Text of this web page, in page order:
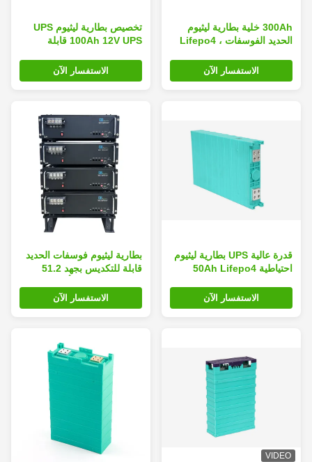
300Ah خلية بطارية ليثيوم
الحديد الفوسفات ، Lifepo4
الاستفسار الآن
تخصيص بطارية ليثيوم UPS
100Ah 12V UPS قابلة
الاستفسار الآن
قدرة عالية UPS بطارية ليثيوم
احتياطية 50Ah Lifepo4
الاستفسار الآن
بطارية ليثيوم فوسفات الحديد
قابلة للتكديس بجهد 51.2
الساعة، بطارية قابلة لإعادة
الشحن تدوم طويلاً مناسبة
الاستفسار الآن
VIDEO